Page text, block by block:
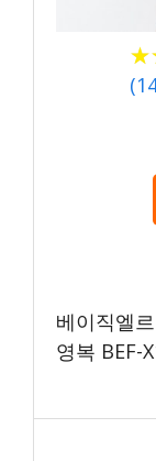
★
★
(
베이직엘
영복 BEF-